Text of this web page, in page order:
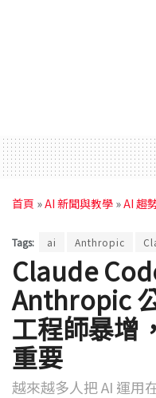
首頁 »AI 新聞與教學 »AI 趨
Tags: ai Anthropic
Claude
Anthropic
工程師暴增
重要
越來越多人把 AI 運用